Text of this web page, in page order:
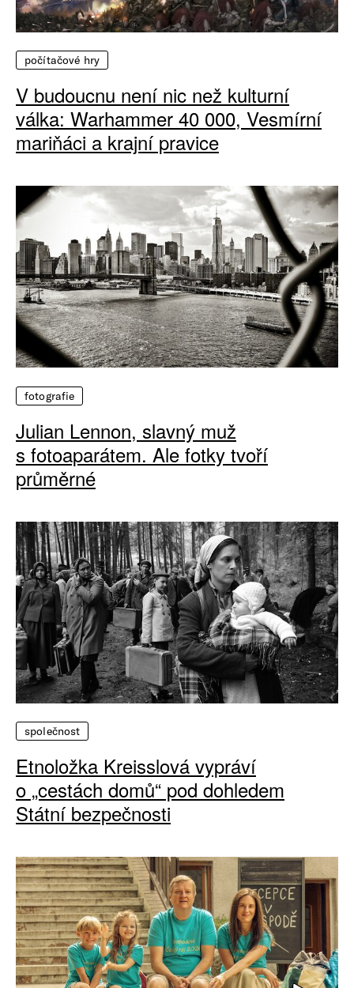
počítačové hry
V budoucnu není nic než kulturní
válka: Warhammer 40 000, Vesmírní
mariňáci a krajní pravice
fotografie
Julian Lennon, slavný muž
s fotoaparátem. Ale fotky tvoří
průměrné
společnost
Etnoložka Kreisslová vypráví
o „cestách domů“ pod dohledem
Státní bezpečnosti